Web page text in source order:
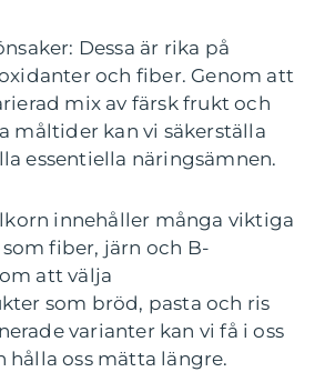
Dessa är rika på
och fiber. Genom att
mix av färsk frukt och
måltider kan vi säkerställa
essentiella näringsämnen.
innehåller många viktiga
fiber, järn och B-
att välja
som bröd, pasta och ris
varianter kan vi få i oss
hålla oss mätta längre.